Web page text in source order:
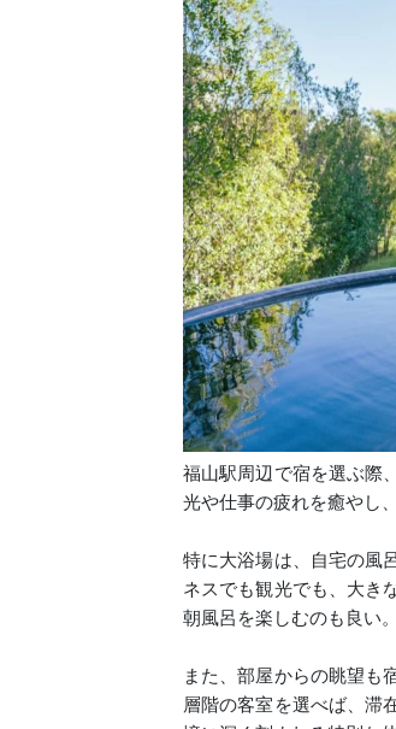
福山駅周辺で宿を選ぶ際
光や仕事の疲れを癒やし
特に大浴場は、自宅の風
ネスでも観光でも、大き
朝風呂を楽しむのも良い。
また、部屋からの眺望も
層階の客室を選べば、滞